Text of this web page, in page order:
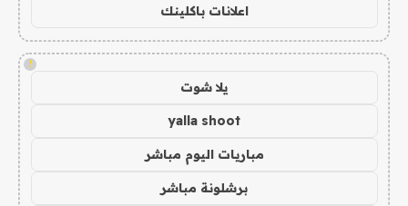
اعلانات باكلينك
!
يلا شوت
yalla shoot
مباريات اليوم مباشر
برشلونة مباشر